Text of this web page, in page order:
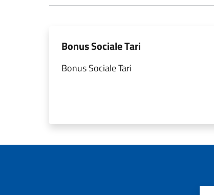
Bonus Sociale Tari
Bonus Sociale Tari